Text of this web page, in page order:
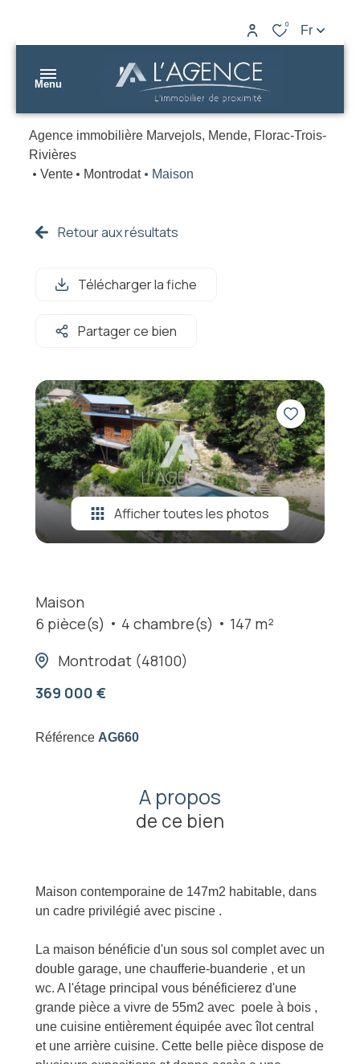
0 Fr
Menu
nos
biens
agences
Marvejols
Mende
Florac
contact
Agence immobilière Marvejols, Mende, Florac-Trois-
Rivières
Vente
Montrodat Maison
Retour aux résultats
Télécharger la fiche
Partager ce bien
Afficher toutes les photos
Maison
6 pièce(s)
4 chambre(s)
147 m²
Montrodat (48100)
369 000 €
Référence AG660
A propos
de ce bien
Maison contemporaine de 147m2 habitable, dans
un cadre privilégié avec piscine .
La maison bénéficie d'un sous sol complet avec un
double garage, une chaufferie-buanderie , et un
wc. A l'étage principal vous bénéficierez d'une
grande pièce a vivre de 55m2 avec poele à bois ,
une cuisine entièrement équipée avec îlot central
et une arrière cuisine. Cette belle pièce dispose de